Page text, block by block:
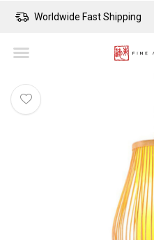
Worldwide Fast Shipping